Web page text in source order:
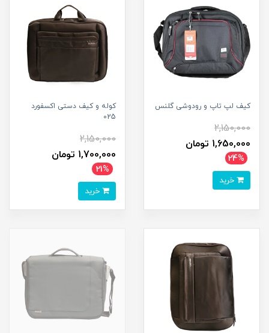
کیف لپ تاپ و رودوشی گلنس
2,150,000
1,650,000 تومان
24%
کوله و کیف دستی اکسفورد
025
2,150,000
1,700,000 تومان
21%